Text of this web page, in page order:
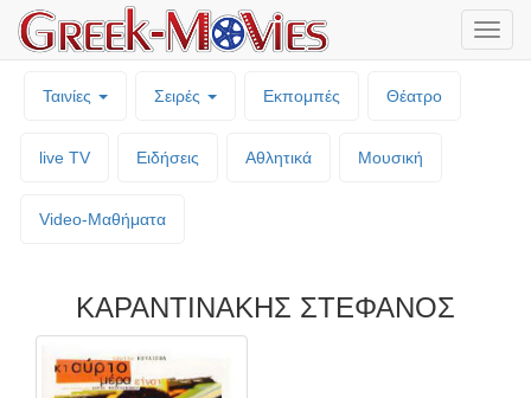
Ταινίες Σειρές Εκπομπές Θέατρο
live TV Ειδήσεις Αθλητικά Μουσική
Video-Mαθήματα
ΚΑΡΑΝΤΙΝΑΚΗΣ ΣΤΕΦΑΝΟΣ